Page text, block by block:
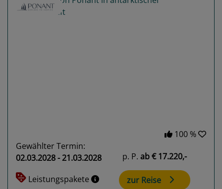
100 %
Gewählter Termin:
02.03.2028 - 21.03.2028
Leistungspakete
p. P. ab€ 17.220,-
zur Reise